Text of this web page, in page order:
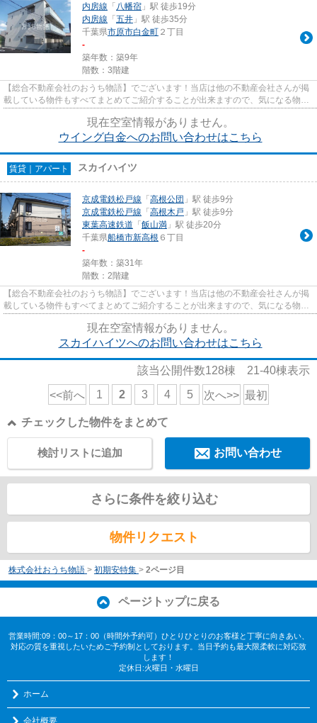
内房線 「 八幡宿 」駅 徒歩19分
内房線 「 五井 」駅 徒歩35分
千葉県市原市白金町 ２丁目
-
築年数：築9年
階数：3階建
【総合不動産会社のおうち物語】でございます！当店は他の不動産会社さんが掲
載している物件もすべてまとめてご紹介することが出来ますので、気になる物件
現在空室情報がありません。
ウイング白金へのお問い合わせはこちら
賃貸｜アパート スカイハイツ
京成電鉄松戸線 「 高根公団 」駅 徒歩9分
京成電鉄松戸線 「 高根木戸 」駅 徒歩9分
東葉高速鉄道 「 飯山満 」駅 徒歩20分
千葉県船橋市新高根 ６丁目
-
築年数：築31年
階数：2階建
【総合不動産会社のおうち物語】でございます！当店は他の不動産会社さんが掲
載している物件もすべてまとめてご紹介することが出来ますので、気になる物件
現在空室情報がありません。
スカイハイツへのお問い合わせはこちら
該当公開件数128棟 21-40棟表示
<<前へ 1 2 3 4 5 次へ>> 最初
チェックした物件をまとめて
お問い合わせ
検討リストに追加
さらに条件を絞り込む
物件リクエスト
株式会社おうち物語 > 初期安特集 > 2ページ目
ページトップに戻る
営業時間:09：00～17：00（時間外予約可）ひとりひとりのお客様と丁寧に向きあい、
対応の質を重視したいためご予約制としております。当日予約も最大限柔軟に対応致
します！
定休日:火曜日・水曜日
ホーム
会社概要